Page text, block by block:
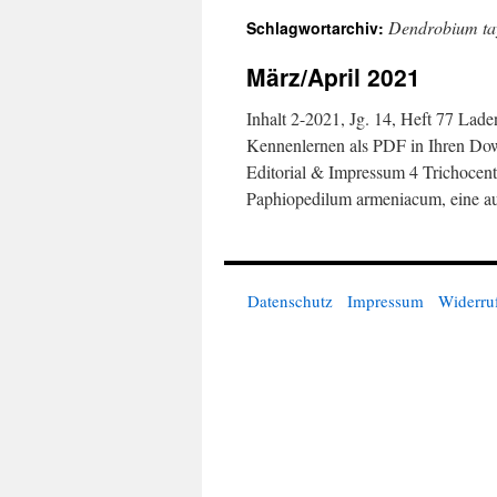
springen
Schlagwortarchiv: Dendrobium
März/April 2021
Inhalt 2-2021, Jg. 14, Heft 77
Kennenlernen als PDF in Ihren
Editorial & Impressum 4
Paphiopedilum armeniacum, eine
Datenschutz Impressum